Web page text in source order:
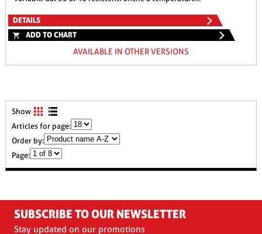
DETAILS
ADD TO CHART
AVAILABLE IN OTHER VERSIONS
Show
Articles for page:
Order by:
Page:
SUBSCRIBE TO OUR NEWSLETTER
Stay updated on our promotions